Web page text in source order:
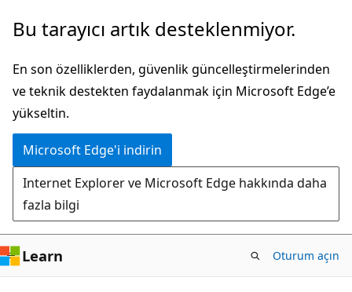
Ana
atla
Bu tarayıcı artık desteklenmiyor.
En son özelliklerden, güvenlik güncelleştirmelerinden
ve teknik destekten faydalanmak için Microsoft Edge’e
yükseltin.
Microsoft Edge'i indirin
Internet Explorer ve Microsoft Edge hakkında daha
fazla bilgi
Learn Oturum açın